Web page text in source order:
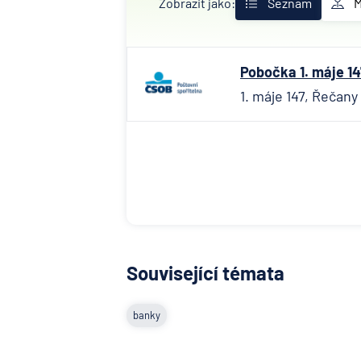
Pobočka 1. máje
1. máje 147,
Související témata
banky